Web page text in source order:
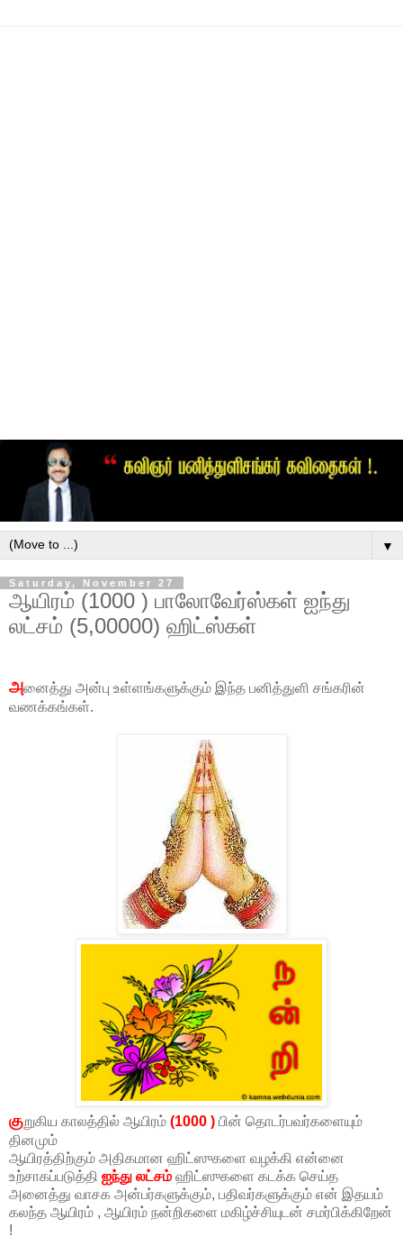
▼
Saturday, November 27
ஆயிரம் (1000 ) பாலோவேர்ஸ்கள் ஐந்து
லட்சம் (5,00000) ஹிட்ஸ்கள்
அனைத்து அன்பு உள்ளங்களுக்கும் இந்த பனித்துளி சங்கரின்
வணக்கங்கள்.
குறுகிய காலத்தில் ஆயிரம் (1000 ) பின் தொடர்பவர்களையும்
தினமும்
ஆயிரத்திற்கும் அதிகமான ஹிட்ஸுகளை வழக்கி என்னை
உற்சாகப்படுத்தி ஐந்து லட்சம் ஹிட்ஸுகளை கடக்க செய்த
அனைத்து வாசக அன்பர்களுக்கும், பதிவர்களுக்கும் என் இதயம்
கலந்த ஆயிரம் , ஆயிரம் நன்றிகளை மகிழ்ச்சியுடன் சமர்பிக்கிறேன்
!